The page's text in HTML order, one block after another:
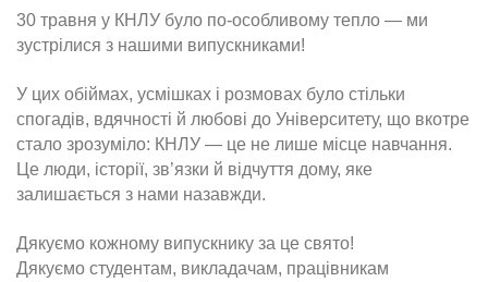
30 травня у КНЛУ було по-особливому тепло — ми
зустрілися з нашими випускниками!
У цих обіймах, усмішках і розмовах було стільки
спогадів, вдячності й любові до Університету, що вкотре
стало зрозуміло: КНЛУ — це не лише місце навчання.
Це люди, історії, зв’язки й відчуття дому, яке
залишається з нами назавжди.
Дякуємо кожному випускнику за це свято!
Дякуємо студентам, викладачам, працівникам